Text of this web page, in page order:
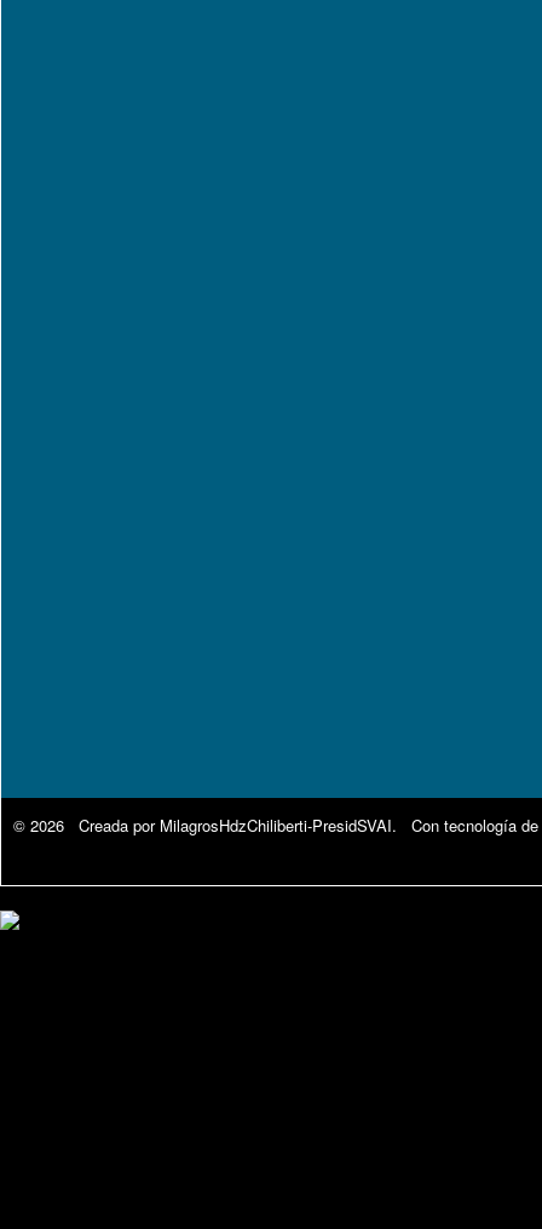
© 2026 Creada por MilagrosHdzChiliberti-PresidSVAI. Con tecnología de